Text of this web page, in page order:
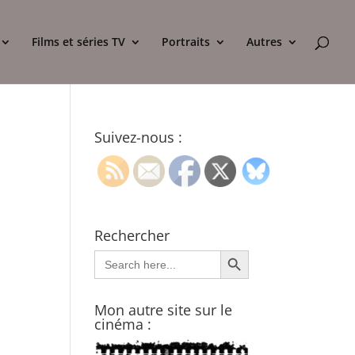
Films et séries TV Portraits Autres
Suivez-nous :
Rechercher
Search
for:
Search Button
Mon autre site sur le
cinéma :